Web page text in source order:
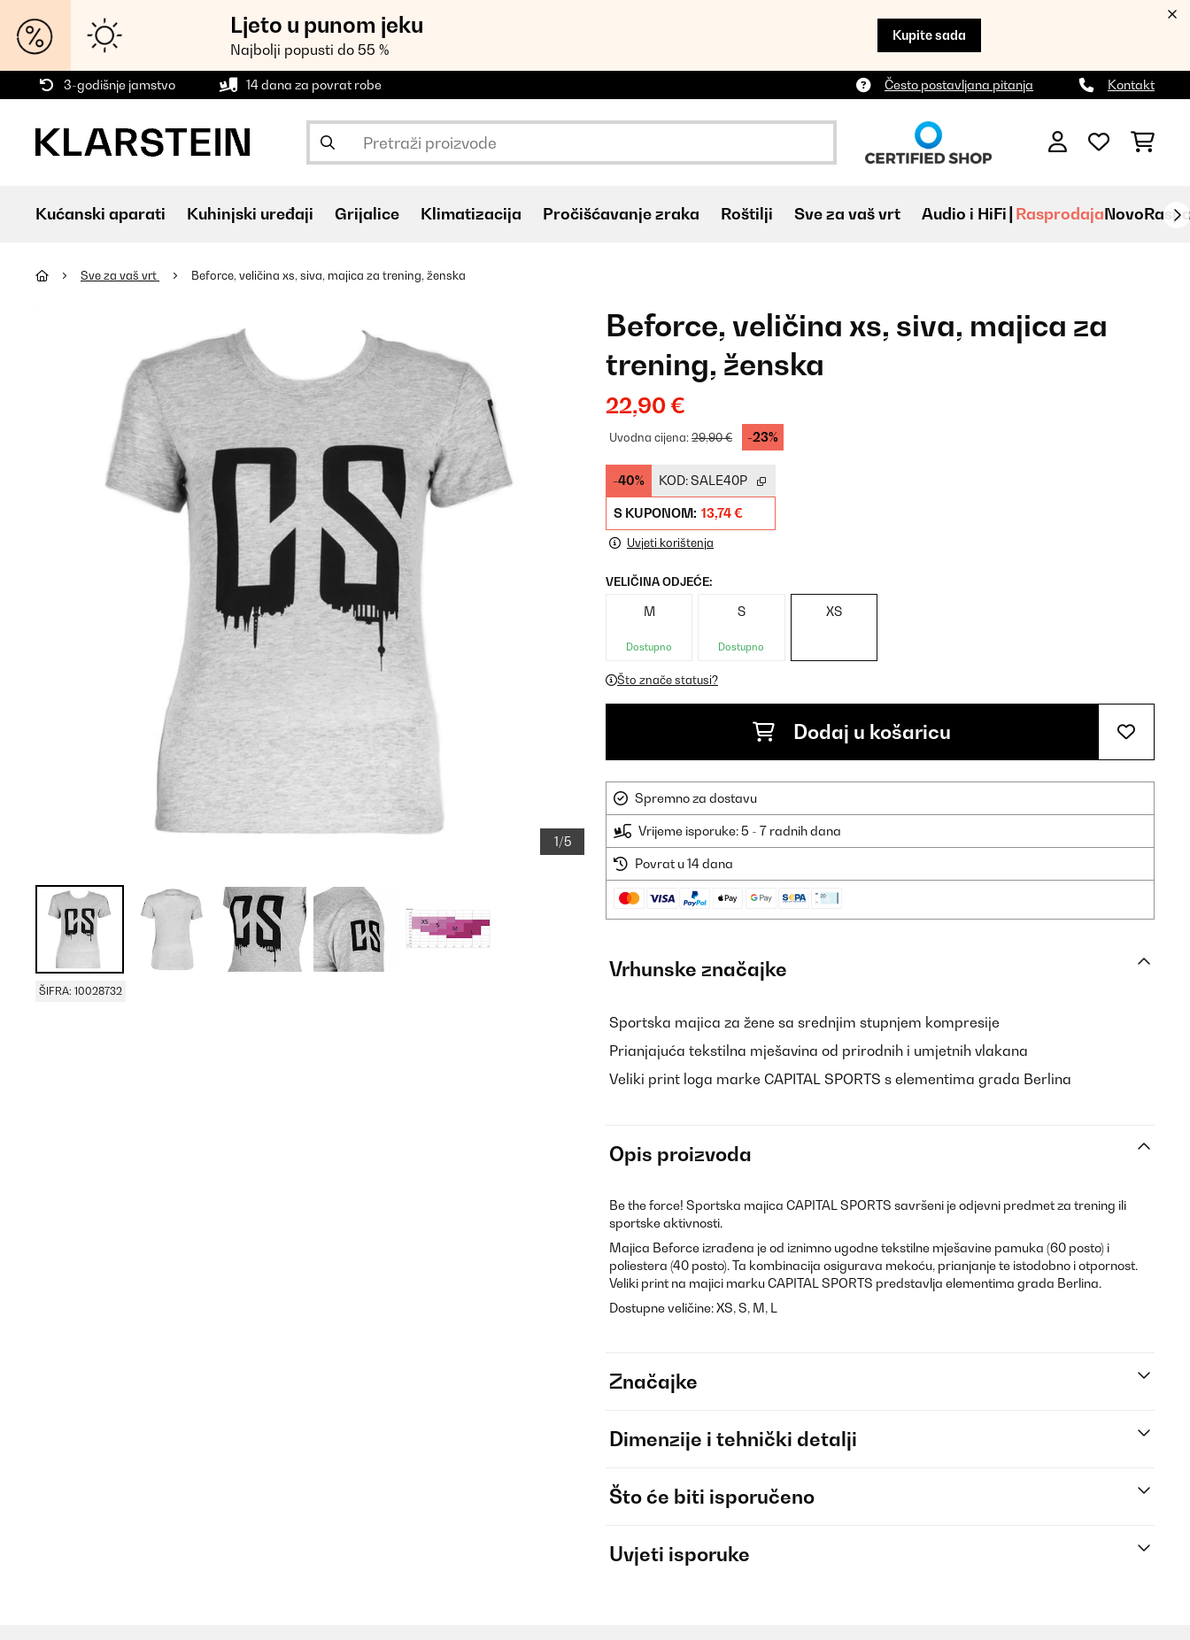
Ljeto u punom jeku
Najbolji popusti do 55 %
Kupite sada
3-godišnje jamstvo 14 dana za povrat robe Često postavljana pitanja Kontakt
Kućanski aparati Kuhinjski uređaji Grijalice Klimatizacija Pročišćavanje zraka Roštilji Sve za vaš vrt Audio i HiFi RasprodajaNovo
Sve za vaš vrt Beforce, veličina xs, siva, majica za trening, ženska
1/5
ŠIFRA: 10028732
Beforce, veličina xs, siva, majica za
trening, ženska
22,90 €
Uvodna cijena:29,90 € -23%
-40% KOD:SALE40P
S KUPONOM: 13,74 €
Uvjeti korištenja
VELIČINA ODJEĆE:
M
Dostupno
S
Dostupno
XS
Što znače statusi?
Dodaj u košaricu
Spremno za dostavu
Vrijeme isporuke: 5 - 7 radnih dana
Povrat u 14 dana
Vrhunske značajke
Sportska majica za žene sa srednjim stupnjem kompresije
Prianjajuća tekstilna mješavina od prirodnih i umjetnih vlakana
Veliki print loga marke CAPITAL SPORTS s elementima grada Berlina
Opis proizvoda
Be the force! Sportska majica CAPITAL SPORTS savršeni je odjevni predmet za trening ili
sportske aktivnosti.
Majica Beforce izrađena je od iznimno ugodne tekstilne mješavine pamuka (60 posto) i
poliestera (40 posto). Ta kombinacija osigurava mekoću, prianjanje te istodobno i otpornost.
Veliki print na majici marku CAPITAL SPORTS predstavlja elementima grada Berlina.
Dostupne veličine: XS, S, M, L
Značajke
Dimenzije i tehnički detalji
Što će biti isporučeno
Uvjeti isporuke